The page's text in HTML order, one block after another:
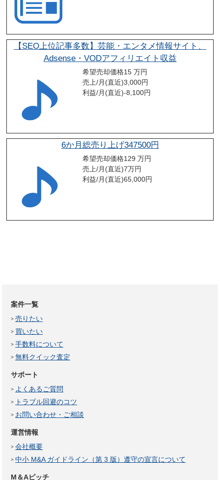
【SEO上位記事多数】芸能・エンタメ情報サイト、
Adsense・VODアフィリエイト収益
希望売却価格15 万円
売上/月(直近)3,000円
利益/月(直近)-8,100円
6か月総売り上げ347500円
希望売却価格129 万円
売上/月(直近)7万円
利益/月(直近)65,000円
案件一覧
売りたい
買いたい
手数料について
無料クイック査定
サポート
よくあるご質問
トラブル回避のコツ
お問い合わせ・ご相談
運営情報
会社概要
中小 M&A ガイドライン（第 3 版）遵守の宣言について
M＆Aピッチ